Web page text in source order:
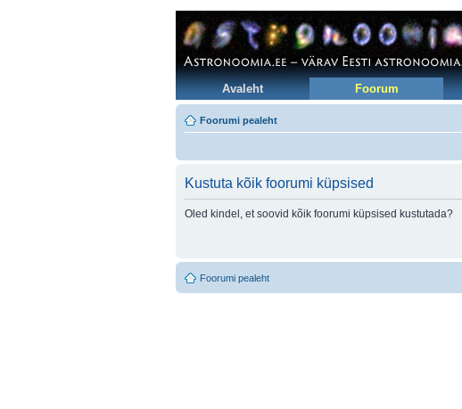
Avaleht Foorum
Foorumi pealeht
Kustuta kõik foorumi küpsised
Oled kindel, et soovid kõik foorumi küpsised kustutada?
Foorumi pealeht